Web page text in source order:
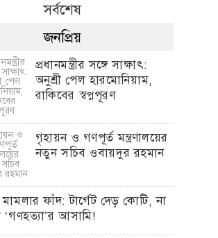
সর্বশেষ
জনপ্রিয়
প্রধানমন্ত্রীর সঙ্গে সাক্ষাৎ:
অনুশ্রী পেল হারমোনিয়াম,
রাকিবের স্বপ্নপূরণ
গৃহায়ন ও গণপূর্ত মন্ত্রণালয়ের
নতুন সচিব ওবায়দুর রহমান
ফাঁদ: টার্গেট দেড় কোটি, না
‘গণহত্যা’র আসামি!